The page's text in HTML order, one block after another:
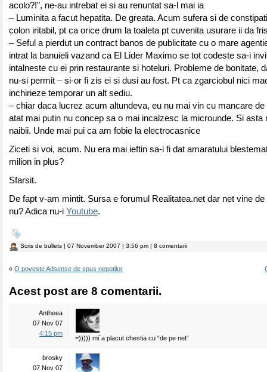
acolo?!”, ne-au intrebat ei si au renuntat sa-l mai ia
– Luminita a facut hepatita. De greata. Acum sufera si de
colon iritabil, pt ca orice drum la toaleta pt cuvenita usurare ii da
– Seful a pierdut un contract banos de publicitate cu o mare
intrat la banuieli vazand ca El Lider Maximo se tot codeste sa-i
intalneste cu ei prin restaurante si hoteluri. Probleme de bonitate,
nu-si permit – si-or fi zis ei si dusi au fost. Pt ca zgarciobul nici
inchirieze temporar un alt sediu.
– chiar daca lucrez acum altundeva, eu nu mai vin cu mancare
atat mai putin nu concep sa o mai incalzesc la microunde. Si asta
naibii. Unde mai pui ca am fobie la electrocasnice
Ziceti si voi, acum. Nu era mai ieftin sa-i fi dat amaratului
milion in plus?
Sfarsit.
De fapt v-am mintit. Sursa e forumul Realitatea.net dar net vine de
nu? Adica nu-i Youtube.
Scris de bullets | 07 November 2007 | 3:56 pm | 8 comentarii
« O poveste Adsense de spus nepotilor
Acest post are 8 comentarii.
Antheea
07 Nov 07
4:15 pm
=))))) mi`a placut chestia cu “de pe net“
brosky
07 Nov 07